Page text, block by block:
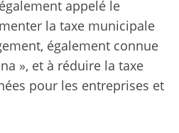
appelé le
la taxe municipale
également connue
», et à réduire la taxe
pour les entreprises et